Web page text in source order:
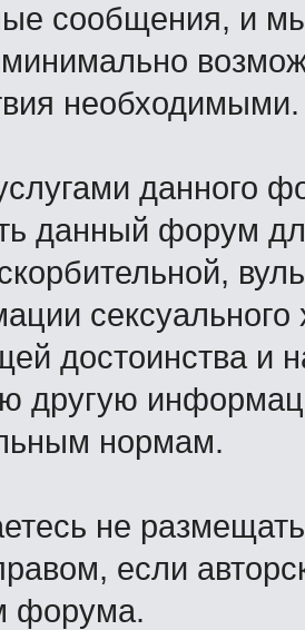
сообщения, и
минимально
необходимыми.
данного
данный форум
достоинства и
другую
нормам.
не
если
форума.